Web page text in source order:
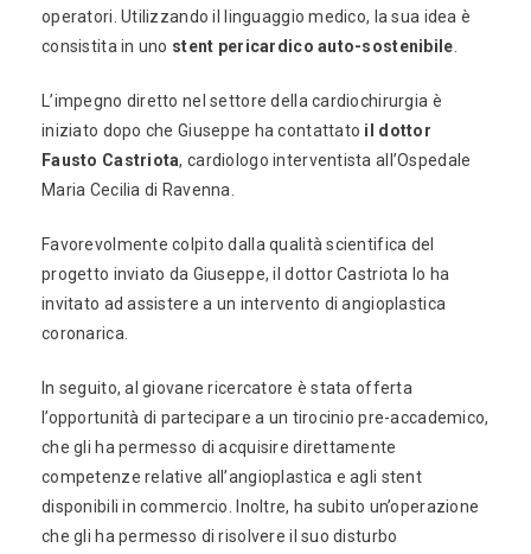
operatori. Utilizzando il linguaggio medico, la sua idea è
consistita in uno stent pericardico auto-sostenibile
L’impegno diretto nel settore della cardiochirurgia è
iniziato dopo che Giuseppe ha contattato il dottor
Fausto Castriota, cardiologo interventista all’Ospedale
Maria Cecilia di Ravenna.
Favorevolmente colpito dalla qualità scientifica del
progetto inviato da Giuseppe, il dottor Castriota lo ha
invitato ad assistere a un intervento di angioplastica
coronarica.
In seguito, al giovane ricercatore è stata offerta
l’opportunità di partecipare a un tirocinio pre-accademico,
che gli ha permesso di acquisire direttamente
competenze relative all’angioplastica e agli stent
disponibili in commercio. Inoltre, ha subito un’operazione
che gli ha permesso di risolvere il suo disturbo